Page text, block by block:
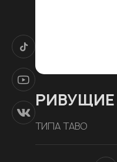
ТИПА ТАВО